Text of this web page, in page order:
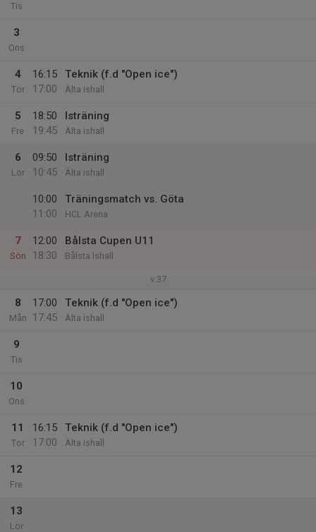
Tis
3
Ons
4
Tor
16:15
17:00
Teknik (f.d "Open ice")
Älta ishall
5
Fre
18:50
19:45
Isträning
Älta ishall
6
Lör
09:50
10:45
Isträning
Älta ishall
10:00
11:00
Träningsmatch vs. Göta
HCL Arena
7
Sön
12:00
18:30
Bålsta Cupen U11
Bålsta Ishall
v.37
8
Mån
17:00
17:45
Teknik (f.d "Open ice")
Älta ishall
9
Tis
10
Ons
11
Tor
16:15
17:00
Teknik (f.d "Open ice")
Älta ishall
12
Fre
13
Lör